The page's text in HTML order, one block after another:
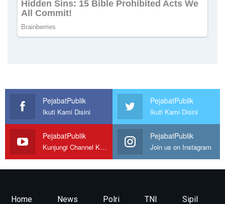
PejabatPublik
Ikuti Kami Disini
PejabatPublik
Ikuti Kami Disini
PejabatPublik
Kunjungi Channel Kami
PejabatPublik
Join us on Instagram
Home News Polri TNI Sipil